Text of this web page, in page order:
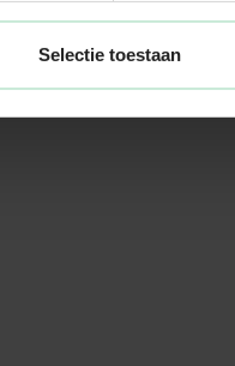
Selectie toestaan